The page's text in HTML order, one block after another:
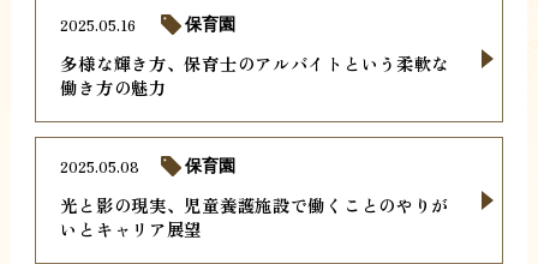
多様な輝き方、保育士のアルバイトという柔軟な
働き方の魅力
2025.05.16 保育園
光と影の現実、児童養護施設で働くことのやりが
いとキャリア展望
2025.05.08 保育園